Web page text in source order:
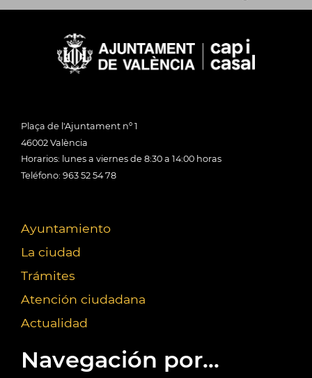
Plaça de l'Ajuntament nº 1
46002 València
Horarios: lunes a viernes de 8:30 a 14:00 horas
Teléfono: 963 52 54 78
Ayuntamiento
La ciudad
Trámites
Atención ciudadana
Actualidad
Navegación por...